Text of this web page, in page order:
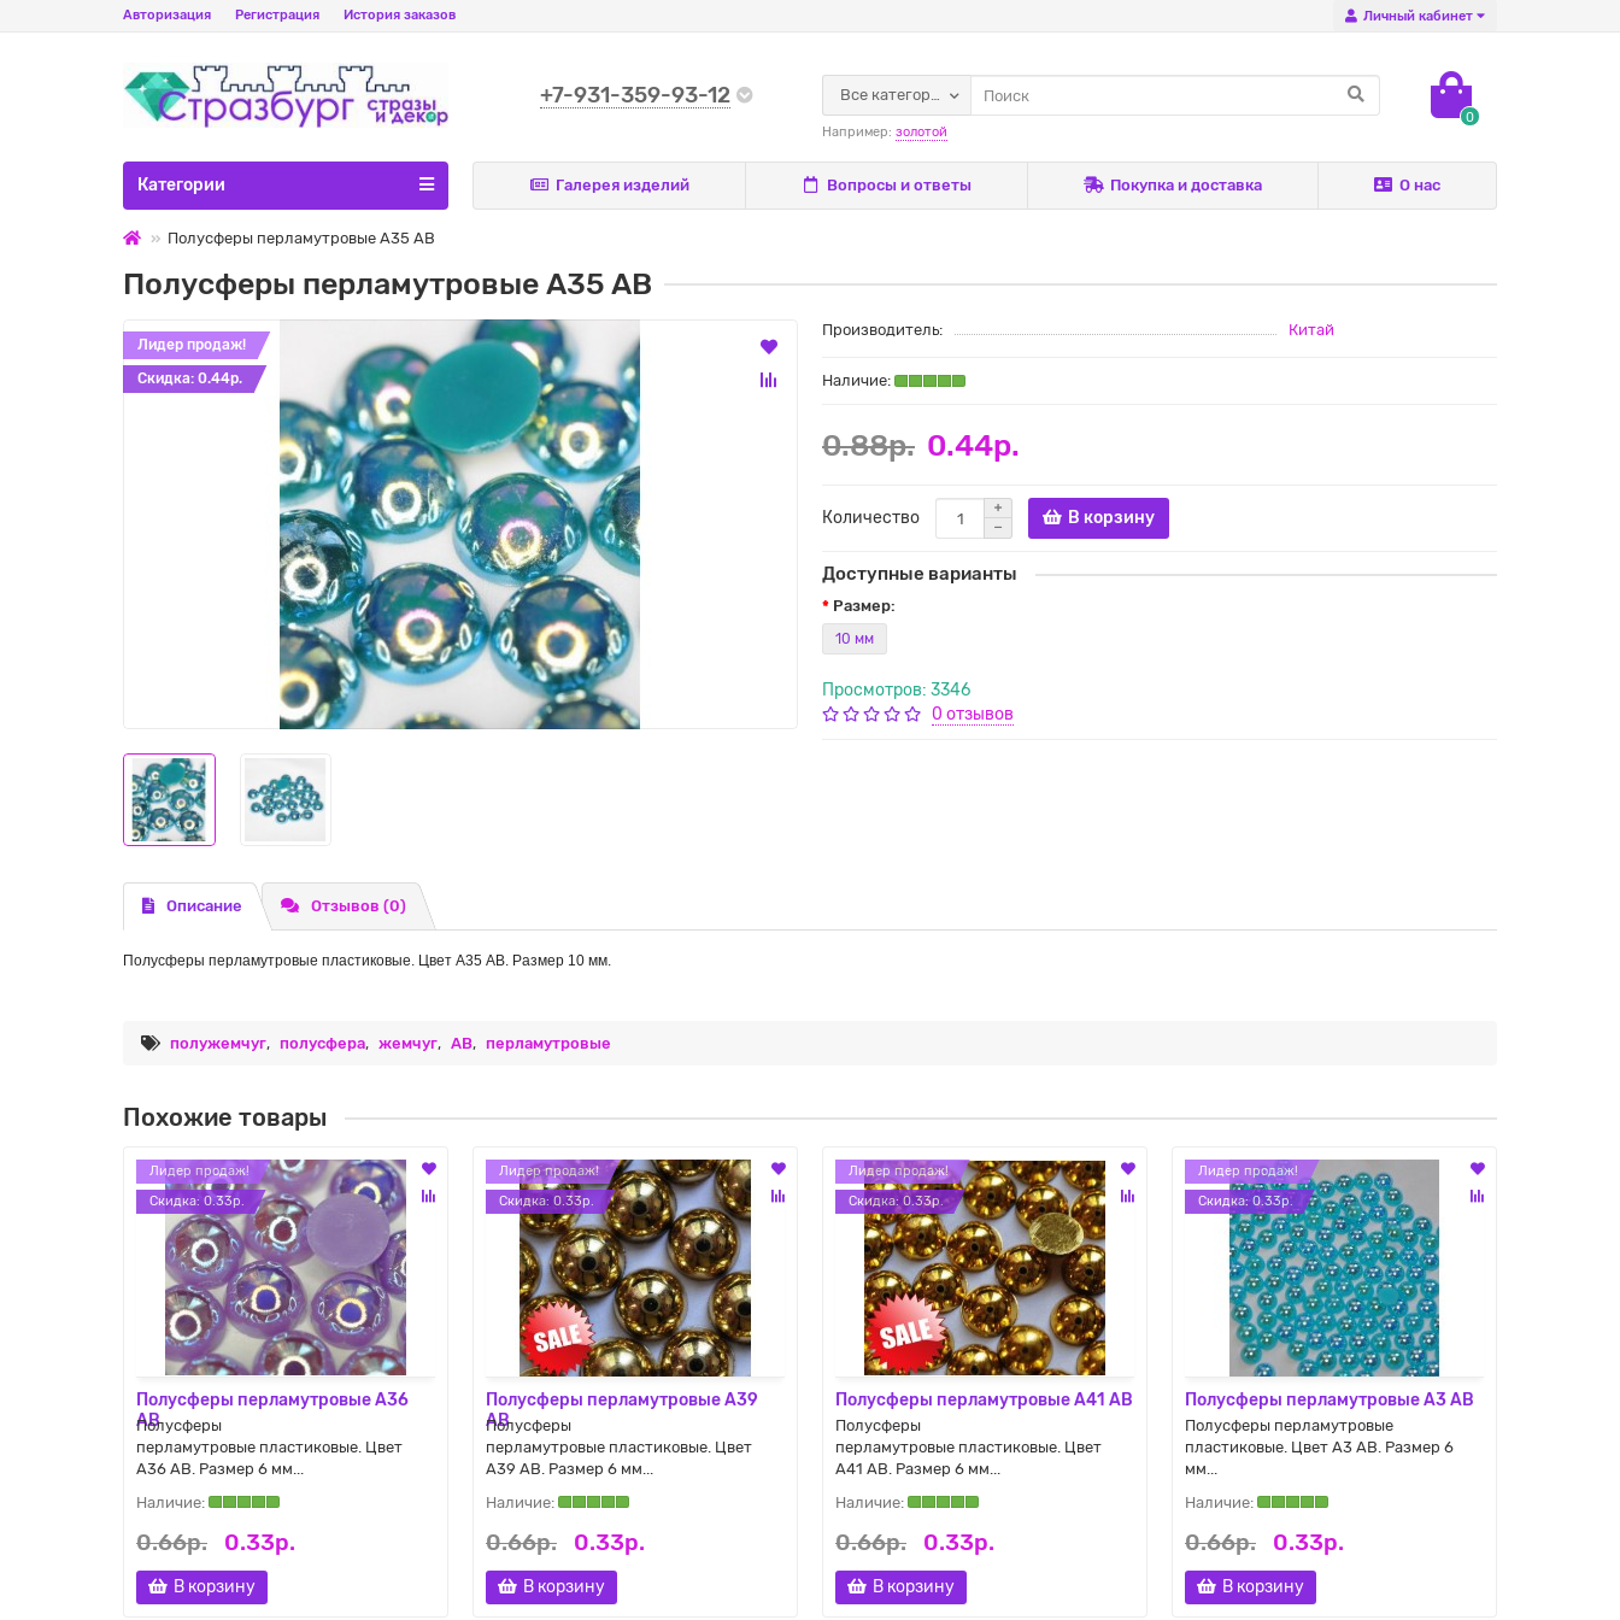
Личный кабинет
Авторизация Регистрация История заказов
+7-931-359-93-12
0
Все категории
Например: золотой
Категории Галерея изделий Вопросы и ответы Покупка и доставка О нас
Полусферы перламутровые A35 AB
Полусферы перламутровые A35 AB
Лидер продаж!
Cкидка: 0.44р.
Производитель: Китай
0.88р. 0.44р.
Количество В корзину
Доступные варианты
Pазмер:
10 мм
Просмотров: 3346
0 отзывов
Описание Отзывов (0)
Полусферы перламутровые пластиковые. Цвет A35 AB. Размер 10 мм.
полужемчуг, полусфера, жемчуг, AB, перламутровые
Похожие товары
Лидер продаж!
Cкидка: 0.33р.
Полусферы перламутровые A36
AB
Полусферы
перламутровые пластиковые. Цвет
A36 AB. Размер 6 мм...
0.66р. 0.33р.
В корзину
Лидер продаж!
Cкидка: 0.33р.
Полусферы перламутровые A39
AB
Полусферы
перламутровые пластиковые. Цвет
A39 AB. Размер 6 мм...
0.66р. 0.33р.
В корзину
Лидер продаж!
Cкидка: 0.33р.
Полусферы перламутровые A41 AB
Полусферы
перламутровые пластиковые. Цвет
A41 AB. Размер 6 мм...
0.66р. 0.33р.
В корзину
Лидер продаж!
Cкидка: 0.33р.
Полусферы перламутровые A3 AB
Полусферы перламутровые
пластиковые. Цвет A3 AB. Размер 6
мм...
0.66р. 0.33р.
В корзину